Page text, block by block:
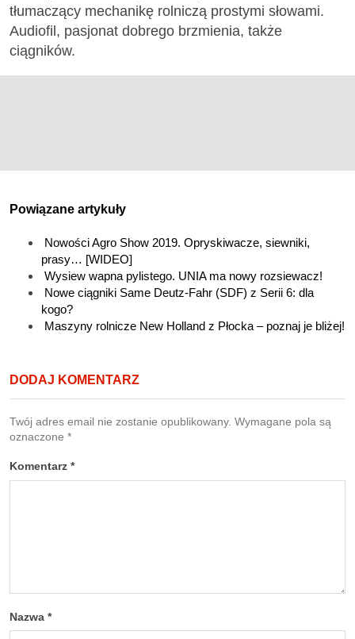
tłumaczący mechanikę rolniczą prostymi słowami.
Audiofil, pasjonat dobrego brzmienia, także
ciągników.
Powiązane artykuły
Nowości Agro Show 2019. Opryskiwacze, siewniki,
prasy… [WIDEO]
Wysiew wapna pylistego. UNIA ma nowy rozsiewacz!
Nowe ciągniki Same Deutz-Fahr (SDF) z Serii 6: dla
kogo?
Maszyny rolnicze New Holland z Płocka – poznaj je bliżej!
DODAJ KOMENTARZ
Twój adres email nie zostanie opublikowany. Wymagane pola są
oznaczone *
Komentarz *
Nazwa *